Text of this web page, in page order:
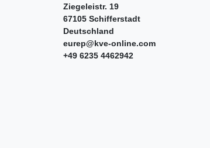
Ziegeleistr. 19
67105 Schifferstadt
Deutschland
eurep@kve-online.com
+49 6235 4462942